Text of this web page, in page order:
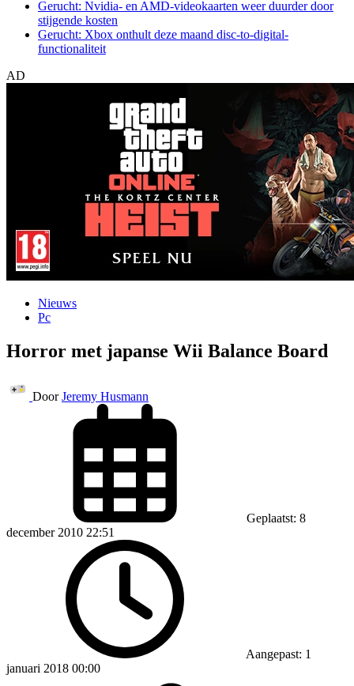
Gerucht: Nvidia- en AMD-videokaarten weer duurder door
stijgende kosten
Gerucht: Xbox onthult deze maand disc-to-digital-
functionaliteit
AD
Nieuws
Pc
Horror met japanse Wii Balance Board
Door Jeremy Husmann
Geplaatst: 8
december 2010 22:51
Aangepast: 1
januari 2018 00:00